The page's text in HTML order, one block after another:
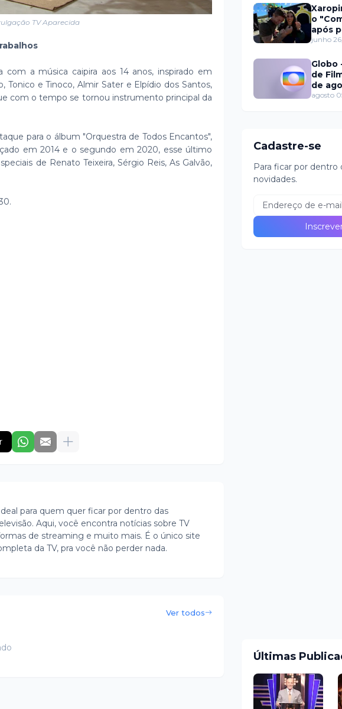
TV Aparecida
com a música caipira aos 14 anos, inspirado em
Tonico e Tinoco, Almir Sater e Elpídio dos Santos,
com o tempo se tornou instrumento principal da
para o álbum "Orquestra de Todos Encantos",
em 2014 e o segundo em 2020, esse último
de Renato Teixeira, Sérgio Reis, As Galvão,
para quem quer ficar por dentro das
Aqui, você encontra notícias sobre TV
de streaming e muito mais. É o único site
da TV, pra você não perder nada.
Ver todos
trás
o
após
junho
Globo
de
de
agosto
Cadastre-se
Para ficar por dentro
novidades.
Últimas